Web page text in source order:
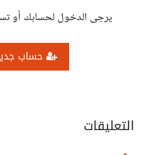
يرجى الدخول لحسابك أو
حساب
التعليقات